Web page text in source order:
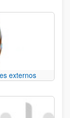
externos